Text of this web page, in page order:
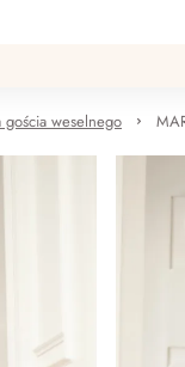
gościa weselnego